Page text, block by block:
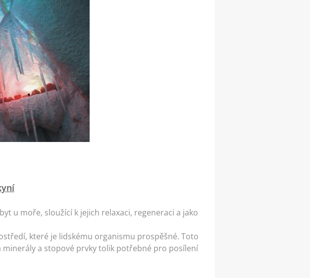
u moře, sloužící k jejich relaxaci, regeneraci a jako
které je lidskému organismu prospěšné. Toto
a stopové prvky tolik potřebné pro posílení